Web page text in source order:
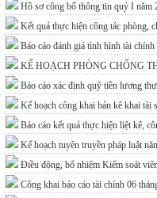
Hồ sơ công bố thông tin quý I năm
Kết quả thực hiện công tác phòng,
Báo cáo đánh giá tình hình tài
KẾ HOẠCH PHÒNG CHỐNG
Báo cáo xác định quỹ tiền lương
Kế hoạch công khai bản kê khai tài
Báo cáo kết quả thực hiện liệt kê,
Kế hoạch tuyên truyền pháp luật
Điều động, bổ nhiệm Kiểm soát
Công khai báo cáo tài chính 06